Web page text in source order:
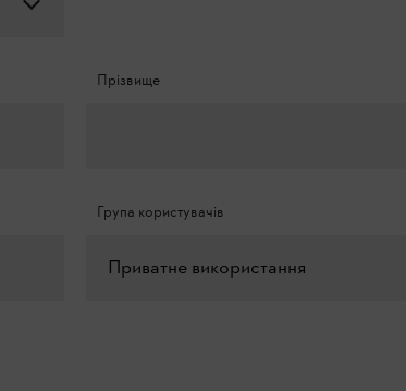
Прізвище
Група користувачів
Приватне використання